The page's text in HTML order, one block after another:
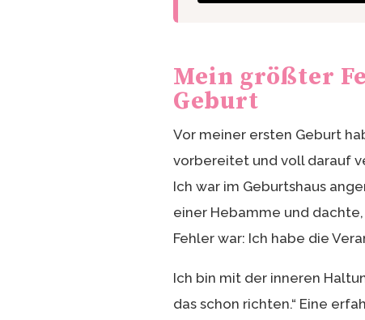
Mein größter
Geburt
Vor meiner ersten Geburt
vorbereitet und voll darauf
Ich war im Geburtshaus
einer Hebamme und
Fehler war: Ich habe die
Ich bin mit der inneren
das schon richten.“ Eine